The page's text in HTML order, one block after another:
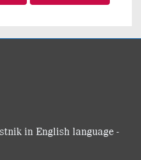
in English language -